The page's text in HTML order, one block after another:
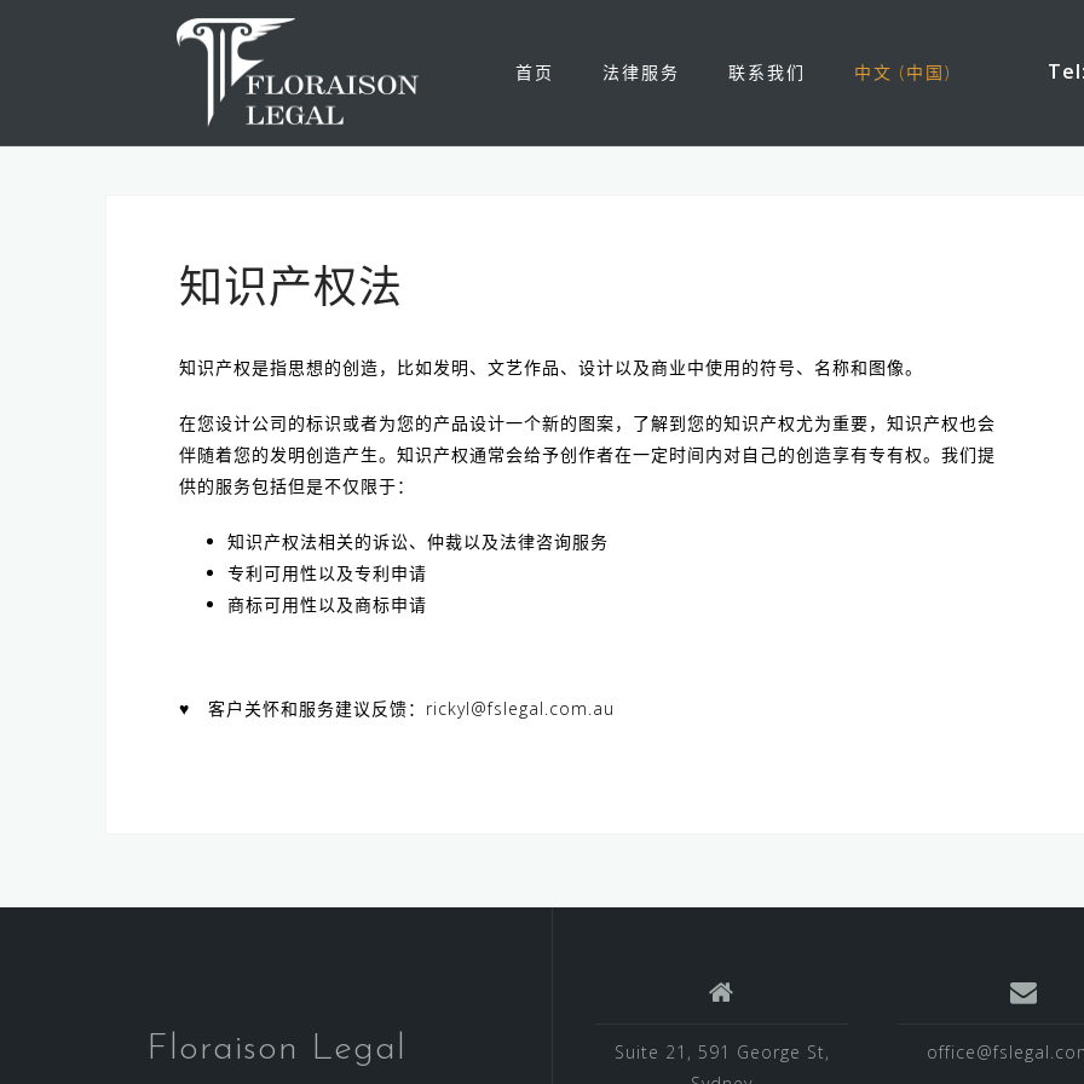
首页 法律服务 联系我们 中文 (中国)
知识产权法
知识产权是指思想的创造，比如发明、文艺作品、设计以及商业中使用的符号、名称和图像。
在您设计公司的标识或者为您的产品设计一个新的图案，了解到您的知识产权尤为重要，知识产权也会
伴随着您的发明创造产生。知识产权通常会给予创作者在一定时间内对自己的创造享有专有权。我们提
供的服务包括但是不仅限于：
知识产权法相关的诉讼、仲裁以及法律咨询服务
专利可用性以及专利申请
商标可用性以及商标申请
♥ 客户关怀和服务建议反馈： rickyl@fslegal.com.au
Floraison Legal
Suite 21, 591 George St,